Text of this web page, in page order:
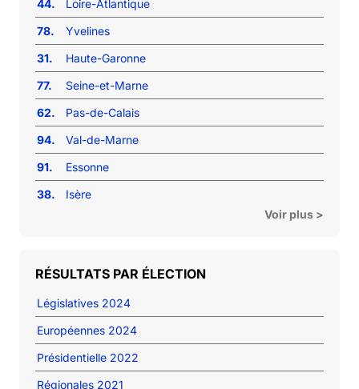
44.
Loire-Atlantique
78.
Yvelines
31.
Haute-Garonne
77.
Seine-et-Marne
62.
Pas-de-Calais
94.
Val-de-Marne
91.
Essonne
38.
Isère
Voir plus >
RÉSULTATS PAR ÉLECTION
Législatives 2024
Européennes 2024
Présidentielle 2022
Régionales 2021